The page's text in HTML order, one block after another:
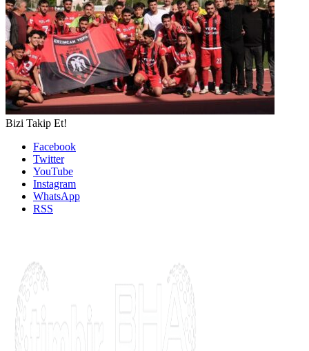
Bizi Takip Et!
Facebook
Twitter
YouTube
Instagram
WhatsApp
RSS